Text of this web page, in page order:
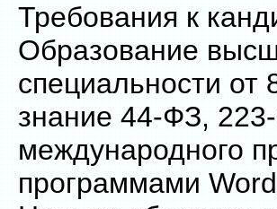
Требования к
Образование
специальности от
знание 44-ФЗ,
международного
программами